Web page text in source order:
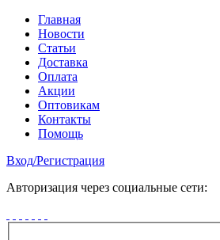
Главная
Новости
Статьи
Доставка
Оплата
Акции
Оптовикам
Контакты
Помощь
Вход/Регистрация
Авторизация через социальные сети: